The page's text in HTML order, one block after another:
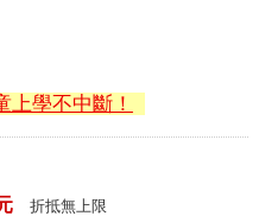
學不中斷！
折抵無上限